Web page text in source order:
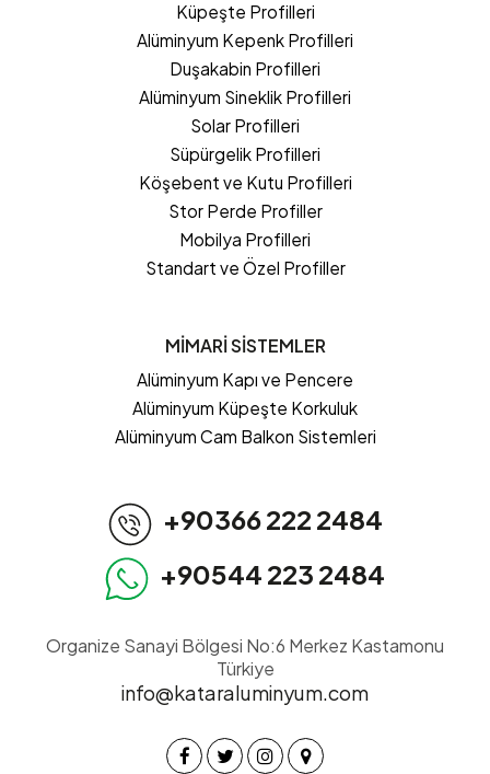
Küpeşte Profilleri
Alüminyum Kepenk Profilleri
Duşakabin Profilleri
Alüminyum Sineklik Profilleri
Solar Profilleri
Süpürgelik Profilleri
Köşebent ve Kutu Profilleri
Stor Perde Profiller
Mobilya Profilleri
Standart ve Özel Profiller
MİMARİ SİSTEMLER
Alüminyum Kapı ve Pencere
Alüminyum Küpeşte Korkuluk
Alüminyum Cam Balkon Sistemleri
+90366 222 2484
+90544 223 2484
Organize Sanayi Bölgesi No:6 Merkez Kastamonu
Türkiye
info@kataraluminyum.com